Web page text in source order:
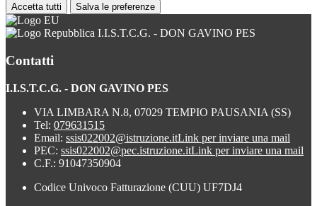
Accetta tutti Salva le preferenze
I.I.S.T.C.G. - DON GAVINO PES
Contatti
I.I.S.T.C.G. - DON GAVINO PES
VIA LIMBARA N.8, 07029 TEMPIO PAUSANIA (SS)
Tel: 079631515
Email: ssis022002@istruzione.itLink per inviare una mail
PEC: ssis022002@pec.istruzione.itLink per inviare una mail
C.F.: 91047350904
Codice Univoco Fatturazione (CUU) UF7DJ4